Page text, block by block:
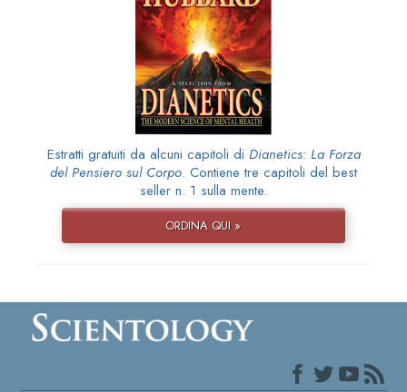
Estratti gratuiti da alcuni capitoli di Dianetics: La Forza
del Pensiero sul Corpo. Contiene tre capitoli del best
seller n. 1 sulla mente.
ORDINA QUI »